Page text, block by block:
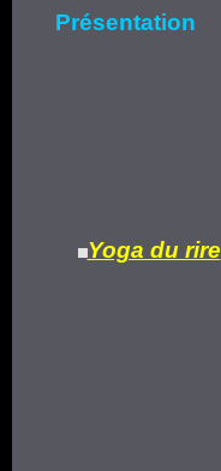
Présentation
Yoga du rire